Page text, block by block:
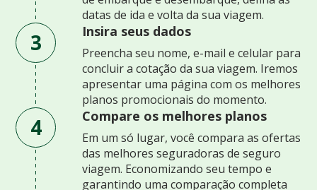
datas de ida e volta da sua viagem.
3 Insira seus dados
Preencha seu nome, e-mail e celular para
concluir a cotação da sua viagem. Iremos
apresentar uma página com os melhores
planos promocionais do momento.
4 Compare os melhores planos
Em um só lugar, você compara as ofertas
das melhores seguradoras de seguro
viagem. Economizando seu tempo e
garantindo uma comparação completa